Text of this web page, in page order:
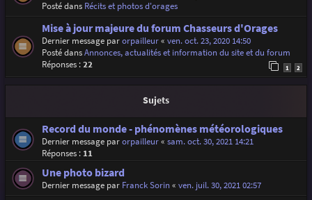
Posté dans Récits et photos d'orages
Mise à jour majeure du forum Chasseurs d'Orages
Dernier message parorpailleur« ven. oct. 23, 2020 14:50
Posté dansAnnonces, actualités et information du site et du forum
Réponses :22 1 2
Sujets
Record du monde - phénomènes météorologiques
Dernier message parorpailleur« sam. oct. 30, 2021 14:21
Réponses : 11
Une photo bizard
Dernier message par Franck Sorin« ven. juil. 30, 2021 02:57